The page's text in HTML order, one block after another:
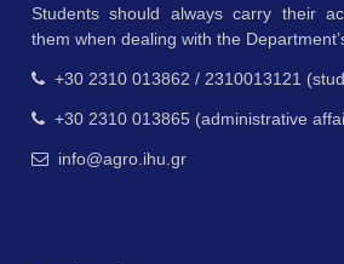
Students should always carry their
them when dealing with the
+30 2310 013862 / 2310013121
+30 2310 013865 (administrative
info@agro.ihu.gr